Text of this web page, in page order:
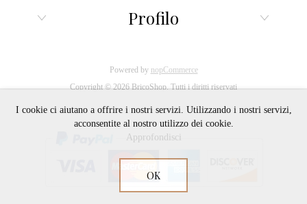
Profilo
Powered by nopCommerce
Copyright © 2026 BricoShop. Tutti i diritti riservati
I cookie ci aiutano a offrire i nostri servizi. Utilizzando i nostri servizi,
acconsentite al nostro utilizzo dei cookie.
Approfondisci
OK